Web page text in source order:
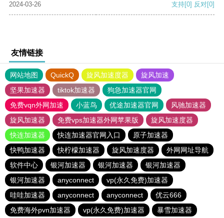
2024-03-26
支持[0] 反对[0]
友情链接
网站地图 QuickQ 旋风加速度器
旋风加速
坚果加速器
tiktok加速器
狗急加速器官网
免费vqn外网加速
小蓝鸟 优途加速器官网
风驰加速器
旋风加速器
免费vps加速器外网苹果版
旋风加速度器
快连加速器
快连加速器官网入口
原子加速器
快鸭加速器
快柠檬加速器 旋风加速度器
外网网址导航
软件中心
银河加速器 银河加速器
银河加速器
银河加速器
anyconnect
vp(永久免费)加速器
哇哇加速器
anyconnect anyconnect
优云666
免费海外pvn加速器
vp(永久免费)加速器 暴雪加速器